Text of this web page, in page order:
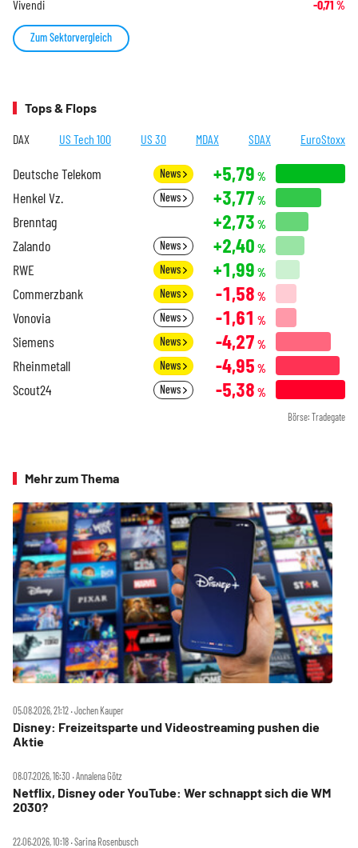
Vivendi -0,71 %
Zum Sektorvergleich
Tops & Flops
DAX US Tech 100 US 30 MDAX SDAX EuroStoxx
Deutsche Telekom News +5,79 %
Henkel Vz. News +3,77 %
Brenntag +2,73 %
Zalando News +2,40 %
RWE News +1,99 %
Commerzbank News -1,58 %
Vonovia News -1,61 %
Siemens News -4,27 %
Rheinmetall News -4,95 %
Scout24 News -5,38 %
Börse: Tradegate
Mehr zum Thema
05.08.2026, 21:12 ‧ Jochen Kauper
Disney: Freizeitsparte und Videostreaming pushen die
Aktie
08.07.2026, 16:30 ‧ Annalena Götz
Netflix, Disney oder YouTube: Wer schnappt sich die WM
2030?
22.06.2026, 10:18 ‧ Sarina Rosenbusch